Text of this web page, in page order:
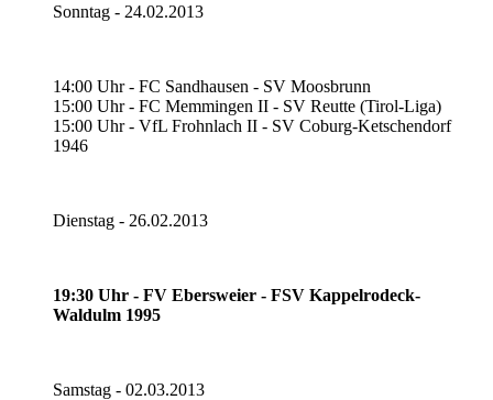
Sonntag - 24.02.2013
14:00 Uhr - FC Sandhausen - SV Moosbrunn
15:00 Uhr - FC Memmingen II - SV Reutte (Tirol-Liga)
15:00 Uhr - VfL Frohnlach II - SV Coburg-Ketschendorf
1946
Dienstag - 26.02.2013
19:30 Uhr - FV Ebersweier - FSV Kappelrodeck-
Waldulm 1995
Samstag - 02.03.2013